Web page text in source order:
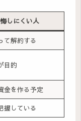
しにくい人
て解約する
目的
金を作る予定
握している